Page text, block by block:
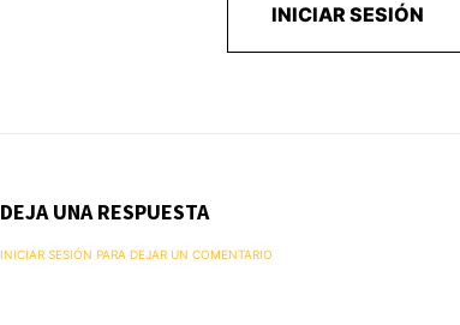
INICIAR SESIÓN
DEJA UNA RESPUESTA
INICIAR SESIÓN PARA DEJAR UN COMENTARIO